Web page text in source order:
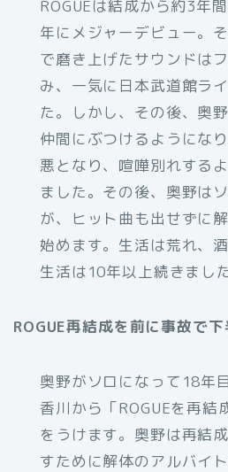
ROGUEは結成から約3年
年にメジャーデビュー。
で磨き上げたサウンドは
み、一気に日本武道館ラ
た。しかし、その後、奥
仲間にぶつけるようにな
悪となり、喧嘩別れする
ました。その後、奥野は
が、ヒット曲も出せずに
始めます。生活は荒れ、
生活は10年以上続きました
ROGUE再結成を前に事故で下
奥野がソロになって18年
香川から「ROGUEを再結
をうけます。奥野は再結
すために解体のアルバイ